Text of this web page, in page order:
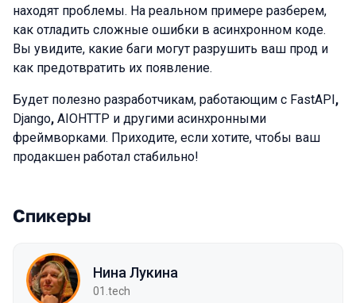
находят проблемы. На реальном примере разберем,
как отладить сложные ошибки в асинхронном коде.
Вы увидите, какие баги могут разрушить ваш прод и
как предотвратить их появление.
Будет полезно разработчикам, работающим с FastAPI,
Django, AIOHTTP и другими асинхронными
фреймворками. Приходите, если хотите, чтобы ваш
продакшен работал стабильно!
Спикеры
Нина Лукина
01.tech